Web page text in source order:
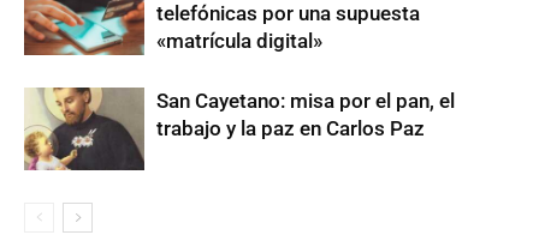
telefónicas por una supuesta
«matrícula digital»
San Cayetano: misa por el pan, el
trabajo y la paz en Carlos Paz